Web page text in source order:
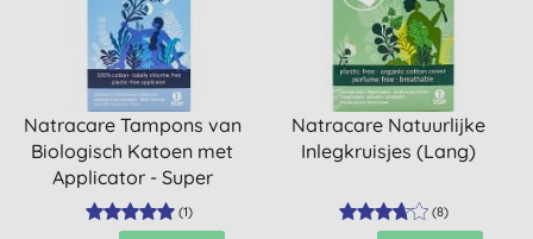
Natracare Tampons van
Biologisch Katoen met
Applicator - Super
(1)
Natracare Natuurlijke
Inlegkruisjes (Lang)
(8)